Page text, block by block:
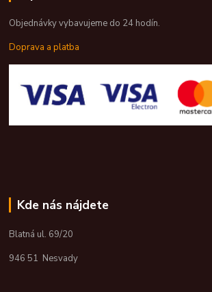
Objednávky vybavujeme do 24 hodín.
Doprava a platba
Kde nás nájdete
Blatná ul. 69/20
946 51 Nesvady